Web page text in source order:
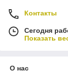
Контакты
Сегодня
Показать
О нас